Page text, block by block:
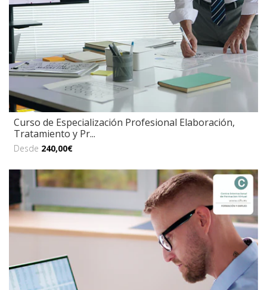
Curso de Especialización Profesional Elaboración,
Tratamiento y Pr...
Desde 240,00€